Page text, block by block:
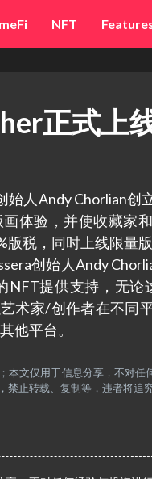
NFT
正式上
始人Andy Chorlian
体验，并使收藏家
税，同时上线限量版
创始人Andy
NFT提供支持，无
术家/创作者在不
他平台。
本文仅用于信息分享，不对
止转载、复制等，违者将追究